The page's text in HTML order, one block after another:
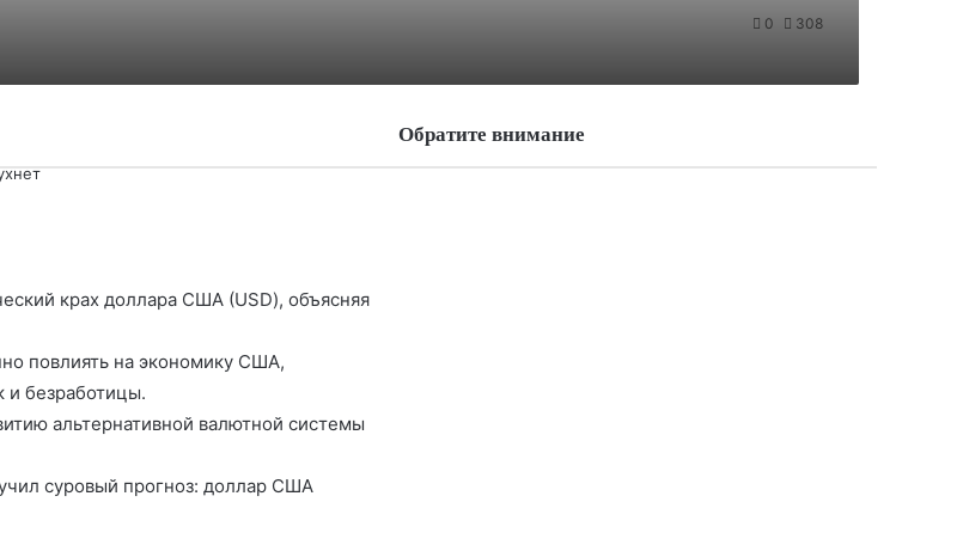
0 308
крах доллара США (USD), объясняя
повлиять на экономику США,
и безработицы.
альтернативной валютной системы
суровый прогноз: доллар США
Обратите внимание